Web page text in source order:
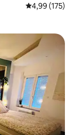
Priemerné
4,99 (175)